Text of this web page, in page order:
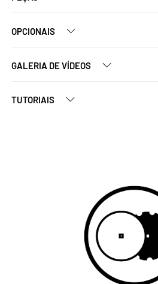
OPCIONAIS
GALERIA DE VÍDEOS
TUTORIAIS